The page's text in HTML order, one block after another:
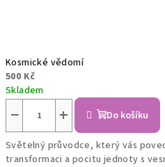
Kosmické vědomí
500 Kč
Skladem
+
− Do košíku
Světelný průvodce, který vás
transformaci a pocitu jednoty s